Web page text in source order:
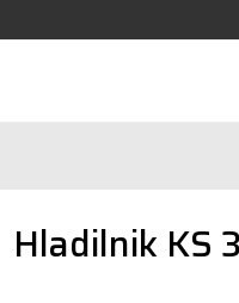
Hladilnik KS